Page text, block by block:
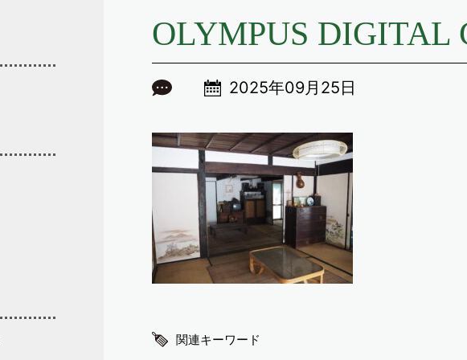
OLYMPUS DIGITAL
2025年09月25日
関連キーワード